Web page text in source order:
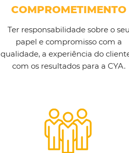
COMPROMETIMENTO
Ter responsabilidade sobre o
papel e compromisso com a
qualidade, a experiência do
com os resultados para a CYA.